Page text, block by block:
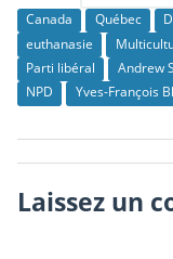
Canada Québec
euthanasie
Parti libéral
Andrew
NPD
Yves-François
Laissez un